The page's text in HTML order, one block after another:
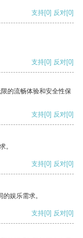
支持[0] 反对[0]
支持[0] 反对[0]
的流畅体验和安全性保
支持[0] 反对[0]
。
支持[0] 反对[0]
娱乐需求。
支持[0] 反对[0]